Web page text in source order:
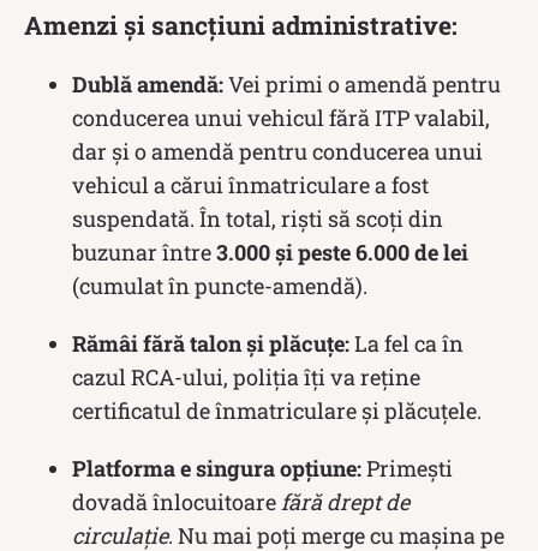
Amenzi și sancțiuni administrative:
Dublă amendă:Vei primi o amendă pentru
conducerea unui vehicul fără ITP valabil,
dar și o amendă pentru conducerea unui
vehicul a cărui înmatriculare a fost
suspendată. În total, riști să scoți din
buzunar între3.000 și peste 6.000 de lei
(cumulat în puncte-amendă).
Rămâi fără talon și plăcuțe:La fel ca în
cazul RCA-ului, poliția îți va reține
certificatul de înmatriculare și plăcuțele.
Platforma e singura opțiune:Primești
dovadă înlocuitoare fără drept de
circulație. Nu mai poți merge cu mașina pe